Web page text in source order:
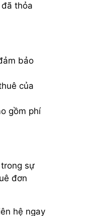
thỏa
bảo
của
gồm phí
sự
đơn
hệ ngay